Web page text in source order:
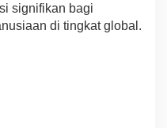
signifikan bagi
di tingkatglobal.